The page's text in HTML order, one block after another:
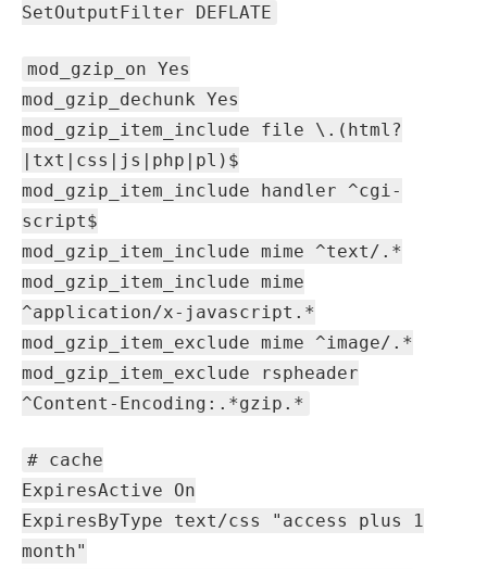
SetOutputFilter DEFLATE
mod_gzip_on Yes
mod_gzip_dechunk Yes
mod_gzip_item_include file \.(html?
|txt|css|js|php|pl)$
mod_gzip_item_include handler ^cgi-
script$
mod_gzip_item_include mime ^text/.*
mod_gzip_item_include mime
^application/x-javascript.*
mod_gzip_item_exclude mime ^image/.*
mod_gzip_item_exclude rspheader
^Content-Encoding:.*gzip.*
# cache
ExpiresActive On
ExpiresByType text/css "access plus 1
month"